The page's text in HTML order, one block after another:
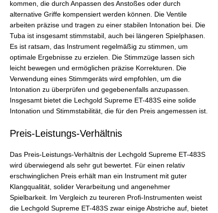
kommen, die durch Anpassen des Anstoßes oder durch
alternative Griffe kompensiert werden können. Die Ventile
arbeiten präzise und tragen zu einer stabilen Intonation bei. Die
Tuba ist insgesamt stimmstabil, auch bei längeren Spielphasen.
Es ist ratsam, das Instrument regelmäßig zu stimmen, um
optimale Ergebnisse zu erzielen. Die Stimmzüge lassen sich
leicht bewegen und ermöglichen präzise Korrekturen. Die
Verwendung eines Stimmgeräts wird empfohlen, um die
Intonation zu überprüfen und gegebenenfalls anzupassen.
Insgesamt bietet die Lechgold Supreme ET-483S eine solide
Intonation und Stimmstabilität, die für den Preis angemessen ist.
Preis-Leistungs-Verhältnis
Das Preis-Leistungs-Verhältnis der Lechgold Supreme ET-483S
wird überwiegend als sehr gut bewertet. Für einen relativ
erschwinglichen Preis erhält man ein Instrument mit guter
Klangqualität, solider Verarbeitung und angenehmer
Spielbarkeit. Im Vergleich zu teureren Profi-Instrumenten weist
die Lechgold Supreme ET-483S zwar einige Abstriche auf, bietet